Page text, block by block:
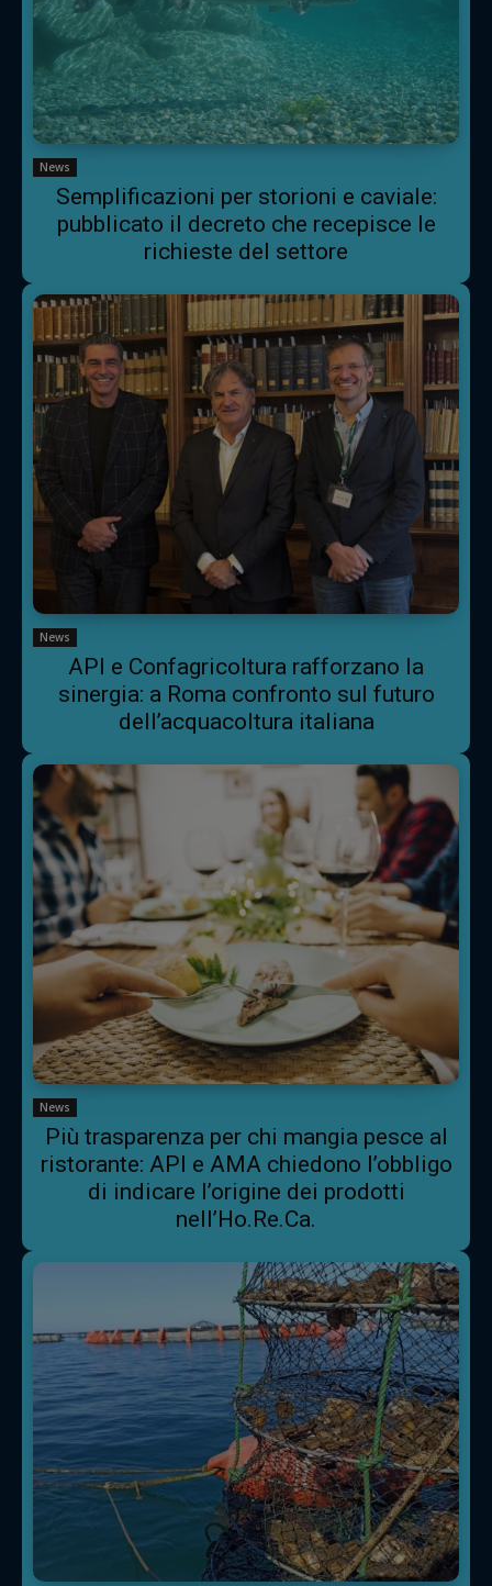
News
Semplificazioni per storioni e caviale:
pubblicato il decreto che recepisce le
richieste del settore
News
API e Confagricoltura rafforzano la
sinergia: a Roma confronto sul futuro
dell’acquacoltura italiana
News
Più trasparenza per chi mangia pesce al
ristorante: API e AMA chiedono l’obbligo
di indicare l’origine dei prodotti
nell’Ho.Re.Ca.